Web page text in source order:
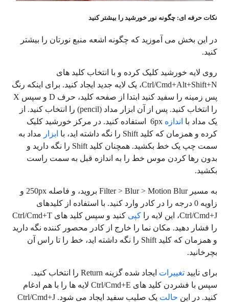
نکات حرفه ای: چگونه نور خورشید را بیشتر کنید
در این بخش می آموزید که چگونه اشعه منبع نورتان را بیشتر
کنید.
روی لایه خورشید کلیک کرده و با انتخاب کلید های
Ctrl/Cmd+Alt+Shift+N، یک لایه جدید ایجاد کنید. برای اینکه رنگ
پس زمینه را سفید کنید ابتدا از صفحه کلید، حرف D و سپس X
را انتخاب کنید. پس از آن ابزار مداد (pencil) را انتخاب کنید. از
یک مداد با اندازه
6px استفاده کنید. در مرکز خورشید کلیک
کرده و همزمان که کلید Shift را نگه داشته اید، با
ابزار مداد به
سمت چپ یک خط بکشید. همچنان کلید Shift را نگه دارید و
بدون رها کردن موس خط را به اندازه قبل به سمت راست
بکشید.
به مسیر Filter > Blur > Motion Blur بروید، و فاصله 250px و
زاویه 0 درجه را در کادر وارد کنید. با استفاده از کلیدهای
Ctrl/Cmd+J، این لایه را
کپی
کنید و سپس کلید های Ctrl/Cmd+T
را فشار دهید. مکان نما را خارج از کادر محصور کننده نگه دارید
و همزمان که کلید Shift را نگه داشته اید، خط را تا راس آن
بچرخانید.
برای تایید تغییرات
ایجاد شده گزینه Return را انتخاب کنید.
سپس با فشردن کلید های Ctrl/Cmd+E لایه ها را با هم ادغام
کنید. در این حالت
یک صلیب سفید ایجاد می شود. Ctrl/Cmd+J